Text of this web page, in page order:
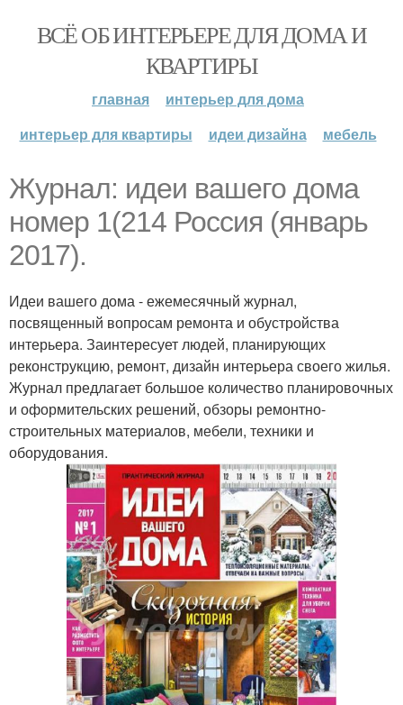
ВСЁ ОБ ИНТЕРЬЕРЕ ДЛЯ ДОМА И
КВАРТИРЫ
главная
интерьер для дома
интерьер для квартиры
идеи дизайна мебель
Журнал: идеи вашего дома
номер 1(214 Россия (январь
2017).
Идеи вашего дома - ежемесячный журнал,
посвященный вопросам ремонта и обустройства
интерьера. Заинтересует людей, планирующих
реконструкцию, ремонт, дизайн интерьера своего жилья.
Журнал предлагает большое количество планировочных
и оформительских решений, обзоры ремонтно-
строительных материалов, мебели, техники и
оборудования.